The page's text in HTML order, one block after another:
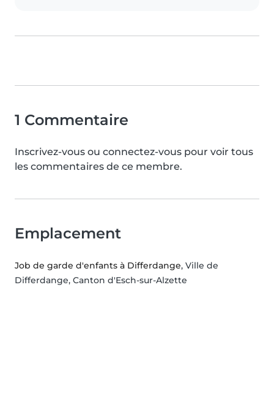
1 Commentaire
Inscrivez-vous ou connectez-vous pour voir tous
les commentaires de ce membre.
Emplacement
Job de garde d'enfants à Differdange, Ville de
Differdange, Canton d'Esch-sur-Alzette